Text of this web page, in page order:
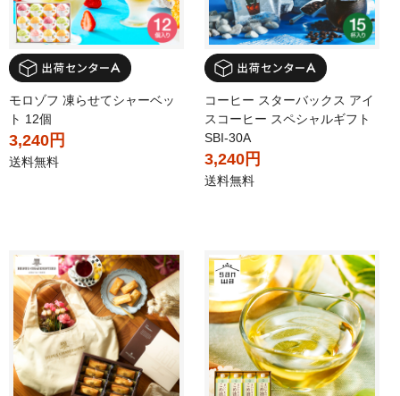
モロゾフ 凍らせてシャーベッ
ト 12個
3,240円
送料無料
コーヒー スターバックス アイ
スコーヒー スペシャルギフト
SBI-30A
3,240円
送料無料